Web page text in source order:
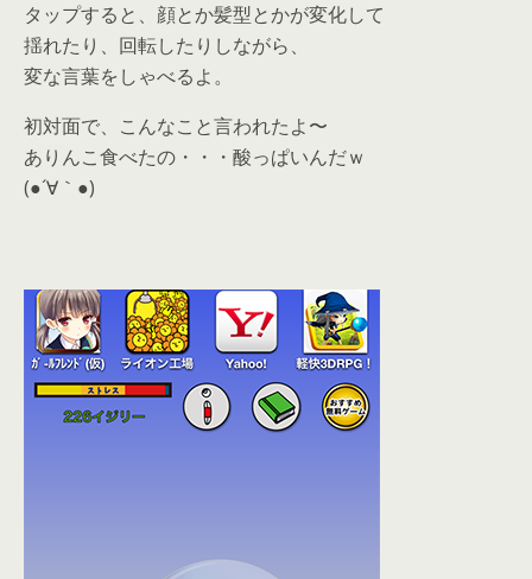
タップすると、顔とか髪型とかが変化して
揺れたり、回転したりしながら、
変な言葉をしゃべるよ。
初対面で、こんなこと言われたよ〜
ありんこ食べたの・・・酸っぱいんだｗ
(●´∀｀●)